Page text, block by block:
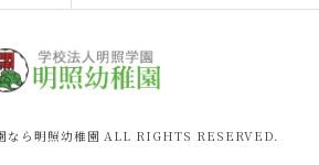
なら明照幼稚園 ALL RIGHTS RESERVED.